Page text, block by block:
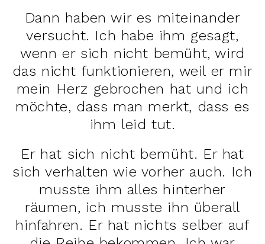
Dann haben wir es miteinander
versucht. Ich habe ihm gesagt,
wenn er sich nicht bemüht, wird
das nicht funktionieren, weil er mir
mein Herz gebrochen hat und ich
möchte, dass man merkt, dass es
ihm leid tut.
Er hat sich nicht bemüht. Er hat
sich verhalten wie vorher auch. Ich
musste ihm alles hinterher
räumen, ich musste ihn überall
hinfahren. Er hat nichts selber auf